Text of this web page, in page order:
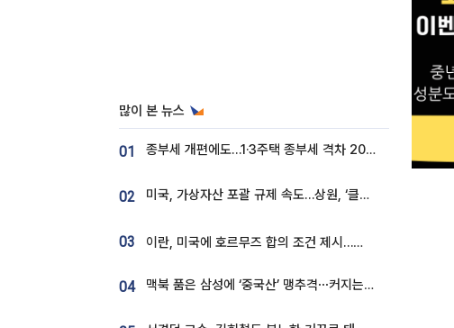
많이 본 뉴스
01 종부세 개편에도…1·3주택 종부세 격차 2028년부터 확대
02 미국, 가상자산 포괄 규제 속도…상원, ‘클래리티법’ 9월 절차투표 추진
03 이란, 미국에 호르무즈 합의 조건 제시…美 “경기 아직 안 끝나” [종합]
04 맥북 품은 삼성에 ‘중국산’ 맹추격⋯커지는 노트북 OLED 시장